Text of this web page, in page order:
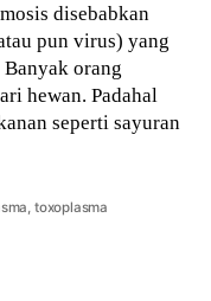
disebabkan
pun virus) yang
orang
hewan. Padahal
seperti sayuran
, toxoplasma